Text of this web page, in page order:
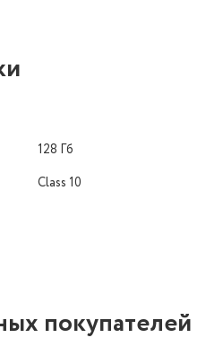
128 Гб
Class 10
покупателей